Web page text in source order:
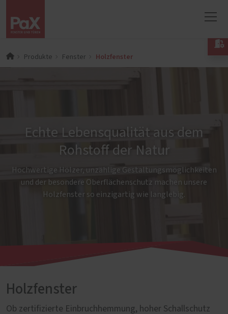
Produkte Fenster Holzfenster
Echte Lebensqualität aus dem
Rohstoff der Natur
Hochwertige Hölzer, unzählige Gestaltungsmöglichkeiten
und der besondere Oberflächenschutz machen unsere
Holzfenster so einzigartig wie langlebig.
Holzfenster
Ob zertifizierte Einbruchhemmung, hoher Schallschutz
